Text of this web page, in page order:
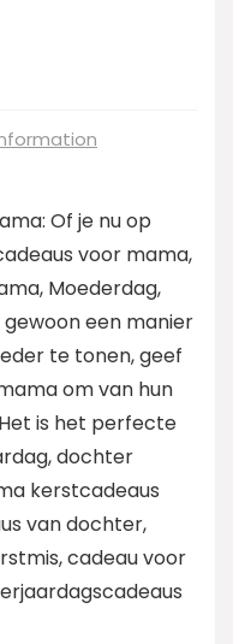
Of je nu op
voor mama,
Moederdag,
een manier
te tonen, geef
om van hun
is het perfecte
dochter
kerstcadeaus
van dochter,
cadeau voor